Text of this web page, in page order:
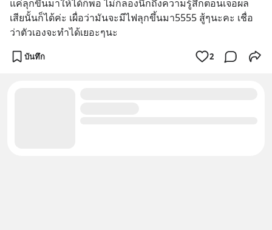
แค่ลุกขึ้นมาให้ได้ก็พอ ไม่ก็ลองนึกถึงความรู้สึกตอนเจอผล
เสียนั้นก็ได้ค่ะ เผื่อว่ามันจะมีไฟลุกขึ้นมา5555 สู้ๆนะคะ เชื่อ
ว่าตัวเองจะทำได้เยอะๆนะ
บันทึก 2